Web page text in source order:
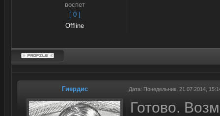
воспет
[ 0 ]
Offline
Гиердис Дата: Понедельник, 21.07.2014,
Готово.